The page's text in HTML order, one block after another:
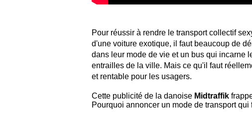
Pour réussir à rendre le transport collectif
d'une voiture exotique, il faut beaucoup de
dans leur mode de vie et un bus qui incarne
entrailles de la ville. Mais ce qu'il faut
et rentable pour les usagers.
Cette publicité de la danoise Midtraffik
Pourquoi annoncer un mode de transport